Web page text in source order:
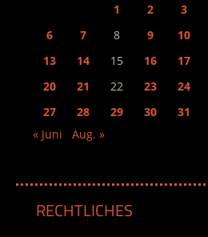
1
2 3
6
7 8 9 10
13
14 15 16 17
20
21 22 23 24
27
28 29 30
31
« Juni
Aug. »
RECHTLICHES